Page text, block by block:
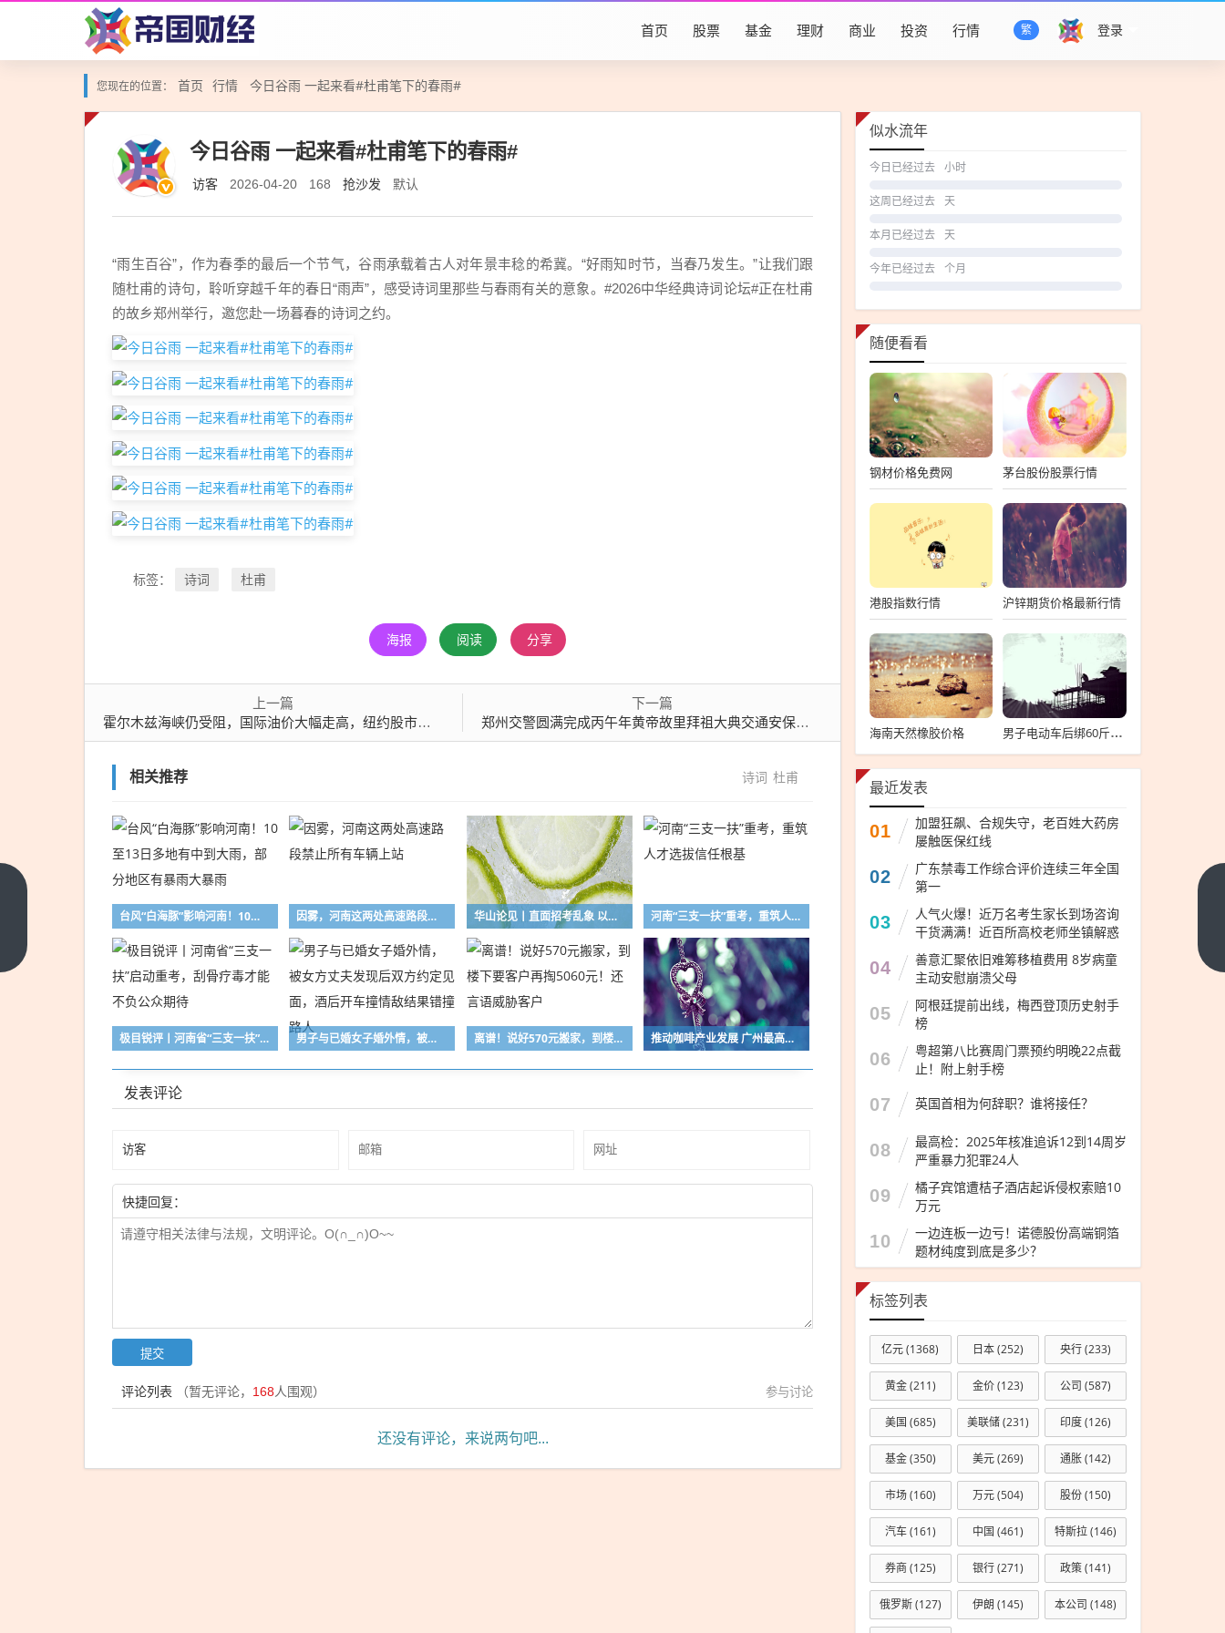
登录
繁
首页 股票 基金 理财 商业 投资 行情
您现在的位置： 首页 行情 今日谷雨 一起来看#杜甫笔下的春雨#
今日谷雨 一起来看#杜甫笔下的春雨#
访客 2026-04-20 168 抢沙发 默认
“雨生百谷”，作为春季的最后一个节气，谷雨承载着古人对年景丰稔的希冀。“好雨知时节，当春乃发生。”让我们跟
随杜甫的诗句，聆听穿越千年的春日“雨声”，感受诗词里那些与春雨有关的意象。#2026中华经典诗词论坛#正在杜甫
的故乡郑州举行，邀您赴一场暮春的诗词之约。
标签： 诗词 杜甫
海报 阅读 分享
上一篇
霍尔木兹海峡仍受阻，国际油价大幅走高，纽约股市三大股指期货、国际黄金、白银期货价格下跌
下一篇
郑州交警圆满完成丙午年黄帝故里拜祖大典交通安保任务
相关推荐 诗词 杜甫
台风“白海豚”影响河南！10至13日多地有中到大雨，部分地区有暴雨大暴雨 因雾，河南这两处高速路段禁止所有车辆上站 华山论见丨直面招考乱象 以铁腕守护公平正义 河南“三支一扶”重考，重筑人才选拔信任根基
极目锐评丨河南省“三支一扶”启动重考，刮骨疗毒才能不负公众期待 男子与已婚女子婚外情，被女方丈夫发现后双方约定见面，酒后开车撞情敌结果错撞路人 离谱！说好570元搬家，到楼下要客户再掏5060元！还言语威胁客户 推动咖啡产业发展 广州最高奖3000万元
发表评论
快捷回复：
评论列表 （暂无评论， 168人围观） 参与讨论
还没有评论，来说两句吧...
似水流年
今日已经过去 小时
这周已经过去 天
本月已经过去 天
今年已经过去 个月
随便看看
钢材价格免费网 茅台股份股票行情
港股指数行情 沪锌期货价格最新行情
海南天然橡胶价格 男子电动车后绑60斤大鱼遛街展示，男子电动车遛街秀，60斤大鱼引围观
最近发表
01
加盟狂飙、合规失守，老百姓大药房
屡触医保红线
02
广东禁毒工作综合评价连续三年全国
第一
03
人气火爆！近万名考生家长到场咨询
干货满满！近百所高校老师坐镇解惑
04
善意汇聚依旧难筹移植费用 8岁病童
主动安慰崩溃父母
05
阿根廷提前出线，梅西登顶历史射手
榜
06
粤超第八比赛周门票预约明晚22点截
止！附上射手榜
07 英国首相为何辞职？谁将接任？
08
最高检：2025年核准追诉12到14周岁
严重暴力犯罪24人
09
橘子宾馆遭桔子酒店起诉侵权索赔10
万元
10
一边连板一边亏！诺德股份高端铜箔
题材纯度到底是多少？
标签列表
亿元(1368) 日本(252) 央行(233)
黄金(211) 金价(123) 公司 (587)
美国 (685) 美联储(231) 印度(126)
基金(350) 美元(269) 通胀(142)
市场(160) 万元(504) 股份(150)
汽车(161) 中国 (461) 特斯拉(146)
券商(125) 银行(271) 政策(141)
俄罗斯(127) 伊朗 (145) 本公司 (148)